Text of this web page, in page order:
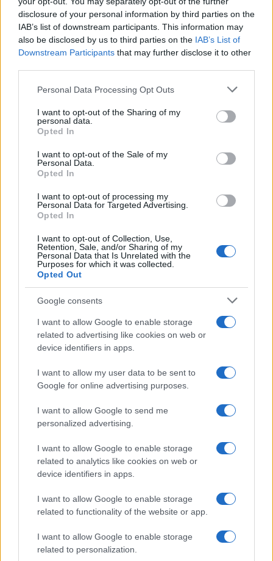
disclosure of your personal information by third parties on the
IAB’s list of downstream participants. This information may
also be disclosed by us to third parties on the IAB’s List of
Downstream Participants that may further disclose it to other
Please note that this website/app uses one or more Google
not limited to your visit or usage behaviour. You may click to
grant or deny consent to Google and its third-party tags to
use your data for below specified purposes in below Google
consent section.
Personal Data Processing Opt Outs
I want to opt-out of the Sharing of my
personal data.
Opted In
I want to opt-out of the Sale of my
Personal Data.
Opted In
I want to opt-out of processing my
Personal Data for Targeted Advertising.
Opted In
I want to opt-out of Collection, Use,
Retention, Sale, and/or Sharing of my
Personal Data that Is Unrelated with the
Purposes for which it was collected.
Opted Out
Google consents
I want to allow Google to enable storage
related to advertising like cookies on web or
device identifiers in apps.
I want to allow my user data to be sent to
Google for online advertising purposes.
I want to allow Google to send me
personalized advertising.
I want to allow Google to enable storage
related to analytics like cookies on web or
device identifiers in apps.
I want to allow Google to enable storage
related to functionality of the website or app.
I want to allow Google to enable storage
related to personalization.
Amparo Moraleda asume la
vicepresidencia de CaixaBank
CRÓNICA
Nuevo giro en el caso Yéremi Vargas:
desvelan el informe forense
El ‘caso Yéremi Vargas’, el niño desaparecido en 2007…
CRÓNICA
Rioja finaliza con celebración
La Universidad de La Rioja despidió a 60…